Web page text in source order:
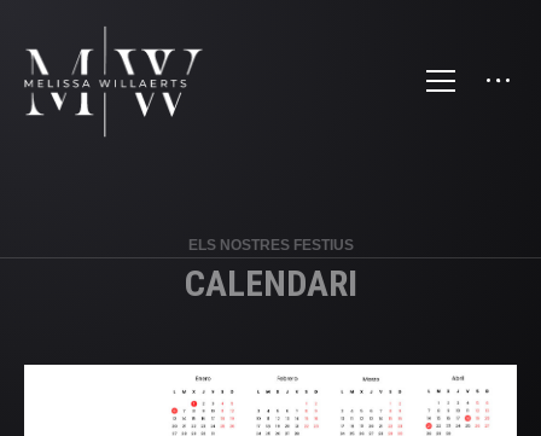
ELS NOSTRES FESTIUS
CALENDARI